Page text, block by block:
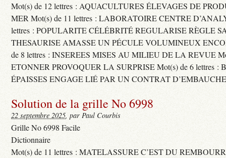
Mot(s) de 12 lettres : AQUACULTURES ÉLEVAGES DE
MER Mot(s) de 11 lettres : LABORATOIRE CENTRE
lettres : POPULARITE CÉLÉBRITÉ REGULARISE RÈGLE
THESAURISE AMASSE UN PÉCULE VOLUMINEUX
de 8 lettres : INSEREES MISES AU MILIEU DE LA REVUE
ETONNER PROVOQUER LA SURPRISE Mot(s) de 6 lettres :
ÉPAISSES ENGAGE LIÉ PAR UN CONTRAT
Solution de la grille No 6998
22 septembre 2025, par Paul Courbis
Grille No 6998 Facile
Dictionnaire
Mot(s) de 11 lettres : MATELASSURE C’EST DU